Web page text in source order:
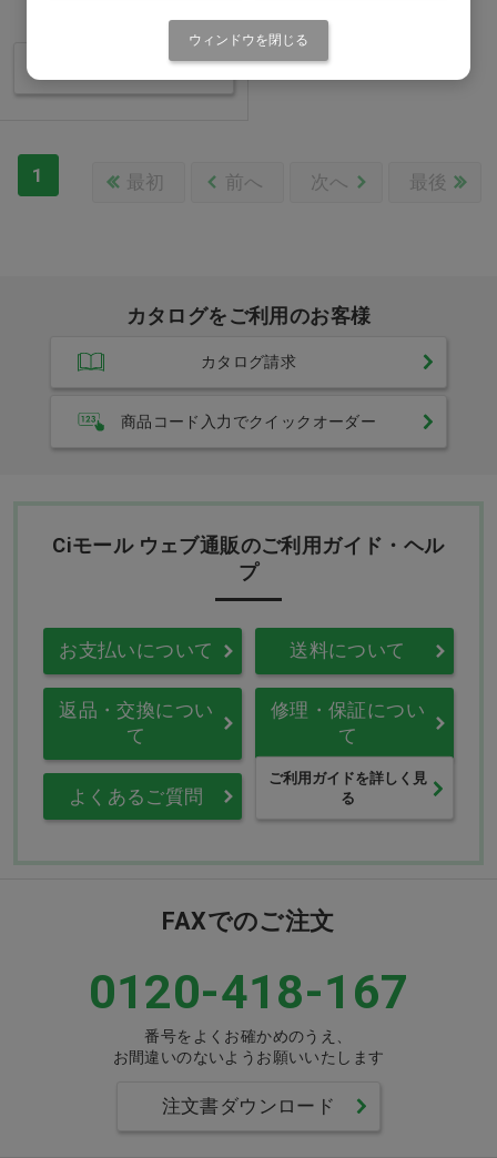
バリエーションを見る
1 最初 前へ 次へ 最後
カタログをご利用のお客様
カタログ請求
商品コード入力でクイックオーダー
Ciモール ウェブ通販のご利用ガイド・ヘル
プ
お支払いについて 送料について
返品・交換につい
て
修理・保証につい
て
よくあるご質問
ご利用ガイドを詳しく見
る
FAXでのご注文
0120-418-167
番号をよくお確かめのうえ、
お間違いのないようお願いいたします
注文書ダウンロード
ウィンドウを閉じる